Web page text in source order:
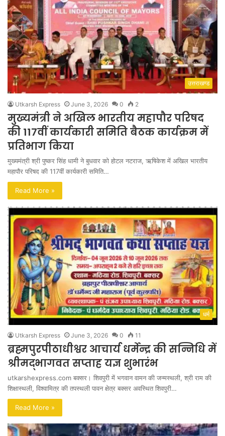
उत्तराखण्ड
Utkarsh Express June 3, 2026 0 2
मुख्यमंत्री ने अखिल भारतीय महापौर परिषद
की 117वीं कार्यकारी समिति बैठक कार्यक्रम में
प्रतिभाग किया
मुख्यमंत्री श्री पुष्कर सिंह धामी ने बुधवार को होटल नटराज, ऋषिकेश में अखिल भारतीय
महापौर परिषद की 117वीं कार्यकारी समिति…
Read More »
धर्म
Utkarsh Express June 3, 2026 0 11
ब्रह्मपुरपीठाधीश्वर आचार्य धर्मेन्द्र की सन्निधि में
श्रीमद्भागवत सप्ताह यज्ञ शुभारंभ
utkarshexpress.com बक्सर। शिवपुरी में भगवान वामन की जन्मस्थली, श्री राम की
शिक्षास्थली, विश्वामित्र की तपस्थली पावन क्षेत्र बक्सर अवस्थित शिवपुरी…
Read More »